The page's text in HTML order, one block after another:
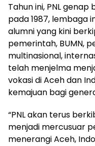
Tahun ini, PNL
pada 1987, lembaga
alumni yang kini
pemerintah, BUMN,
multinasional,
telah menjelma
vokasi di Aceh dan
kemajuan bagi
“PNL akan terus
menjadi mercusuar
menerangi Aceh,